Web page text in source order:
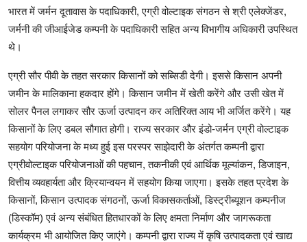
भारत में जर्मन दूतावास के पदाधिकारी, एग्री वोल्टाइक संगठन से श्री एलेक्जेंडर,
जर्मनी की जीआईजेड कम्पनी के पदाधिकारी सहित अन्य विभागीय अधिकारी उपस्थित
थे।
एग्री सौर पीवी के तहत सरकार किसानों को सब्सिडी देगी। इससे किसान अपनी
जमीन के मालिकाना हकदार होंगे। किसान जमीन में खेती करेंगे और उसी खेत में
सोलर पैनल लगाकर सौर ऊर्जा उत्पादन कर अतिरिक्त आय भी अर्जित करेंगे। यह
किसानों के लिए डबल सौगात होगी। राज्य सरकार और इंडो-जर्मन एग्री वोल्टाइक
सहयोग परियोजना के मध्य हुई इस परस्पर साझेदारी के अंतर्गत कम्पनी द्वारा
एग्रीवोल्टाइक परियोजनाओं की पहचान, तकनीकी एवं आर्थिक मूल्यांकन, डिजाइन,
वित्तीय व्यवहार्यता और क्रियान्वयन में सहयोग किया जाएगा। इसके तहत प्रदेश के
किसानों, किसान उत्पादक संगठनों, ऊर्जा विकासकर्ताओं, डिस्ट्रीब्यूशन कम्पनीज
(डिस्कॉम) एवं अन्य संबंधित हितधारकों के लिए क्षमता निर्माण और जागरूकता
कार्यक्रम भी आयोजित किए जाएंगे। कम्पनी द्वारा राज्य में कृषि उत्पादकता एवं खाद्य